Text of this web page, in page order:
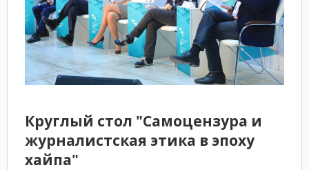
Круглый стол "Самоцензура и
журналистская этика в эпоху
хайпа"